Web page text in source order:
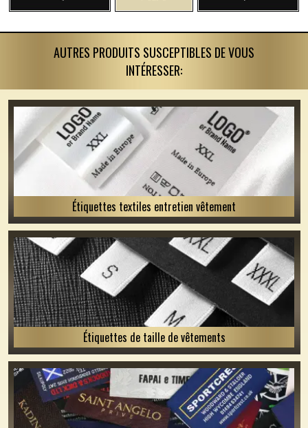
AUTRES PRODUITS SUSCEPTIBLES DE VOUS
INTÉRESSER:
Étiquettes textiles entretien vêtement
Étiquettes de taille de vêtements